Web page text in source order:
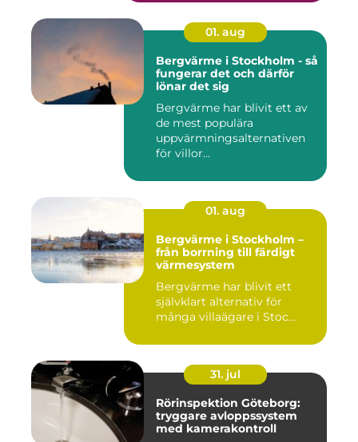
01. aug
Bergvärme i Stockholm - så
fungerar det och därför
lönar det sig
Bergvärme har blivit ett av
de mest populära
uppvärmningsalternativen
för villor...
01. aug
Bergvärme i Stockholm –
från borrning till färdigt
värmesystem
Bergvärme har blivit ett
självklart alternativ för
många villaägare i Stoc...
31. jul
Rörinspektion Göteborg:
tryggare avloppssystem
med kamerakontroll